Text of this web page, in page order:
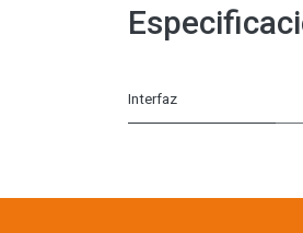
Interfaz